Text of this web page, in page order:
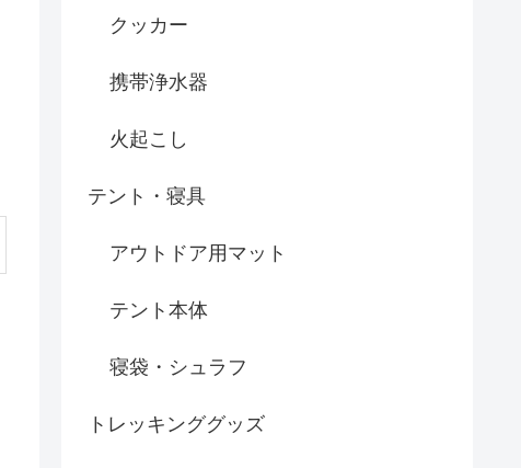
クッカー
携帯浄水器
火起こし
テント・寝具
アウトドア用マット
テント本体
寝袋・シュラフ
トレッキンググッズ